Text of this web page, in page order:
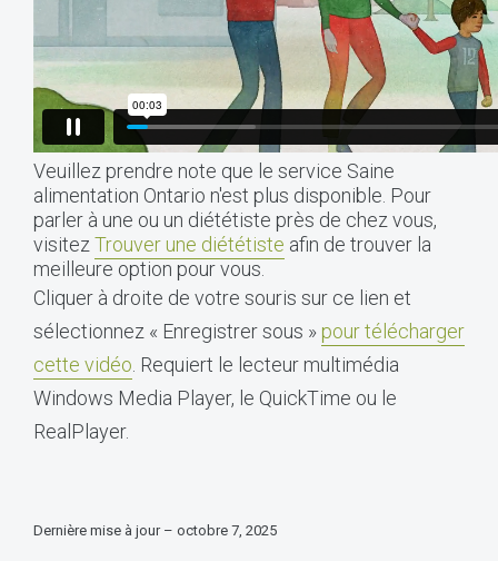
Veuillez prendre note que le service Saine
alimentation Ontario n'est plus disponible. Pour
parler à une ou un diététiste près de chez vous,
visitez Trouver une diététiste afin de trouver la
meilleure option pour vous.
Cliquer à droite de votre souris sur ce lien et
sélectionnez « Enregistrer sous » pour télécharger
cette vidéo . Requiert le lecteur multimédia
Windows Media Player, le QuickTime ou le
RealPlayer.
Dernière mise à jour – octobre 7, 2025